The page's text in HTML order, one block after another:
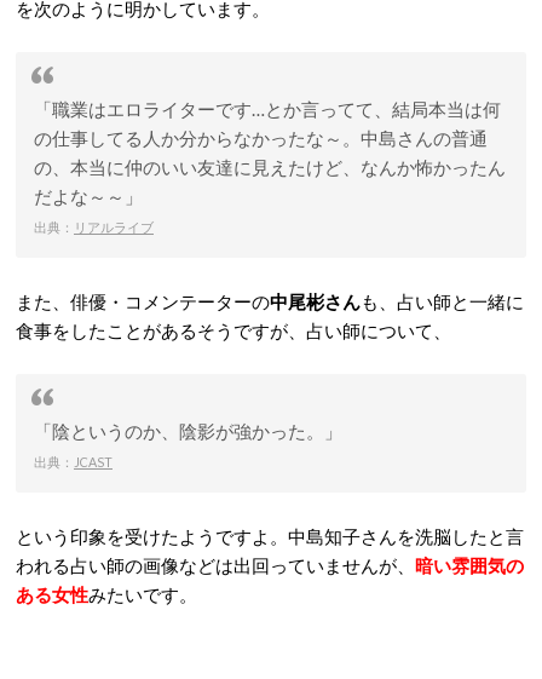
を次のように明かしています。
「職業はエロライターです…とか言ってて、結局本当は何
の仕事してる人か分からなかったな～。中島さんの普通
の、本当に仲のいい友達に見えたけど、なんか怖かったん
だよな～～」
出典： リアルライブ
また、俳優・コメンテーターの中尾彬さんも、占い師と一緒に
食事をしたことがあるそうですが、占い師について、
「陰というのか、陰影が強かった。」
出典： JCAST
という印象を受けたようですよ。中島知子さんを洗脳したと言
われる占い師の画像などは出回っていませんが、 暗い雰囲気の
ある女性みたいです。